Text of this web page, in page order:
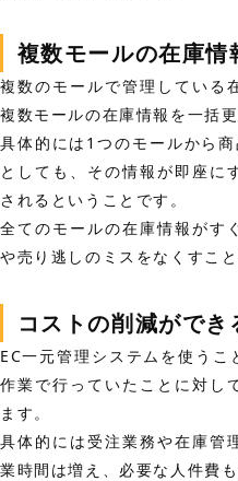
複数モールの在庫
複数のモールで管理している
複数モールの在庫情報を一括
具体的には1つのモールから
としても、その情報が即座に
されるということです。
全てのモールの在庫情報がす
や売り逃しのミスをなくすこ
コストの削減ができ
EC一元管理システムを使う
作業で行っていたことに対し
ます。
具体的には受注業務や在庫管
業時間は増え、必要な人件費